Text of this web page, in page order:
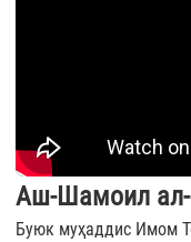
Аш-Шамоил
Буюк муҳаддис Имом